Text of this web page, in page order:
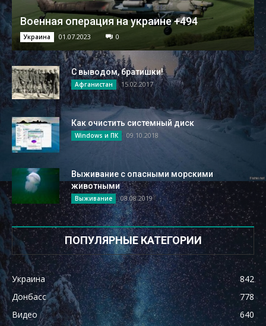
Военная операция на украине +494
Украина 01.07.2023 0
С выводом, братишки!
Афганистан 15.02.2017
Как очистить системный диск
Windows и ПК 09.10.2018
Выживание с опасными морскими
животными
Выживание 08.08.2019
ПОПУЛЯРНЫЕ КАТЕГОРИИ
Украина
842
Донбасс
778
Видео
640